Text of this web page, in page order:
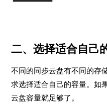
二、选择适合自己
不同的同步云盘有不同的存
求选择适合自己的容量。如
云盘容量就足够了。